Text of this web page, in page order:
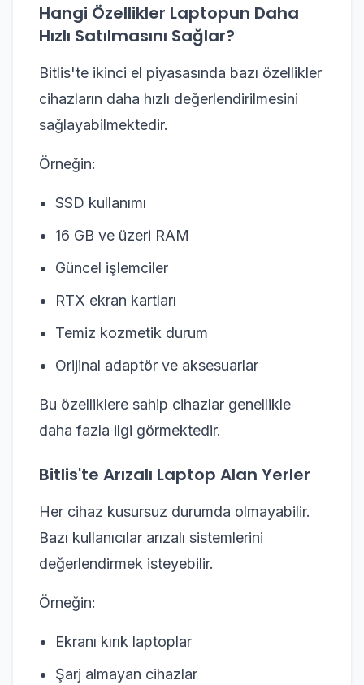
Hangi Özellikler Laptopun Daha
Hızlı Satılmasını Sağlar?
Bitlis'te ikinci el piyasasında bazı özellikler
cihazların daha hızlı değerlendirilmesini
sağlayabilmektedir.
Örneğin:
SSD kullanımı
16 GB ve üzeri RAM
Güncel işlemciler
RTX ekran kartları
Temiz kozmetik durum
Orijinal adaptör ve aksesuarlar
Bu özelliklere sahip cihazlar genellikle
daha fazla ilgi görmektedir.
Bitlis'te Arızalı Laptop Alan Yerler
Her cihaz kusursuz durumda olmayabilir.
Bazı kullanıcılar arızalı sistemlerini
değerlendirmek isteyebilir.
Örneğin:
Ekranı kırık laptoplar
Şarj almayan cihazlar